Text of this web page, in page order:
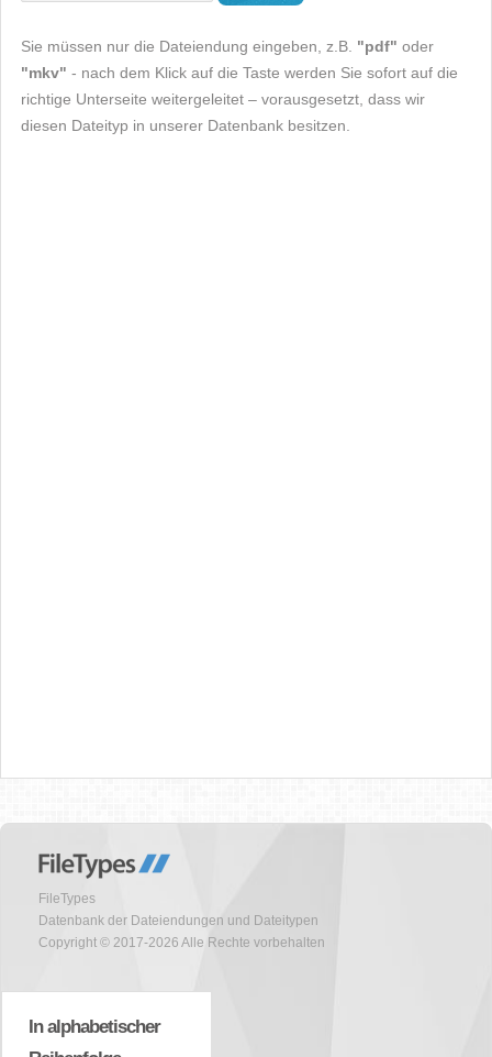
Sie müssen nur die Dateiendung eingeben, z.B. "pdf" oder
"mkv" - nach dem Klick auf die Taste werden Sie sofort auf die
richtige Unterseite weitergeleitet – vorausgesetzt, dass wir
diesen Dateityp in unserer Datenbank besitzen.
FileTypes
Datenbank der Dateiendungen und Dateitypen
Copyright © 2017-2026 Alle Rechte vorbehalten
In alphabetischer